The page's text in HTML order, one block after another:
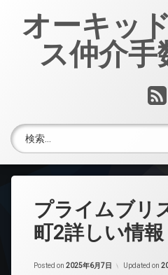
オーキッ
ス仲介手
検
プライムブリ
町2詳しい情報
Posted on 2025年6月7日 Updated on